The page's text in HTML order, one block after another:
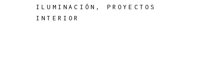
ILUMINACIÓN , PROYECTOS
INTERIOR